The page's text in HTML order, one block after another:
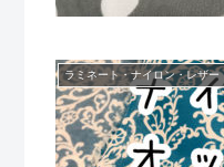
ラミネート・ナイロン・レザー